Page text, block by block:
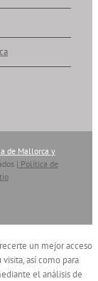
de Mallorca y
| Política de
un mejor acceso
así como para
el análisis de